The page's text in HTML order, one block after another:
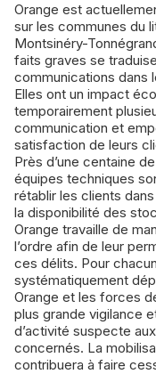
Orange est actuellement victime de plusieurs vols de câbles
sur les communes du
Montsinéry-
faits graves se
communications dans
Elles ont un impact
temporairement
communication et
satisfaction de leurs
Près d’une centaine
équipes techniques
rétablir les clients
la disponibilité des
Orange travaille de
l’ordre afin de leur
ces délits. Pour
systématiquement
Orange et les forces
plus grande vigilance
d’activité suspecte
concernés. La
contribuera à faire